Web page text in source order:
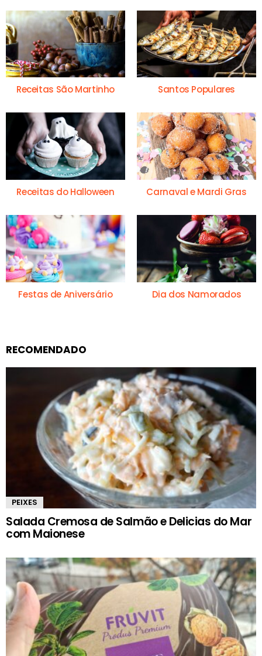
Receitas São Martinho Santos Populares
Receitas do Halloween Carnaval e Mardi Gras
Festas de Aniversário Dia dos Namorados
RECOMENDADO
PEIXES
Salada Cremosa de Salmão e Delicias do Mar
com Maionese